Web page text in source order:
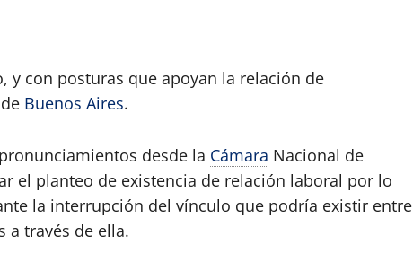
y con posturas que apoyan la relación de
Buenos Aires.
desde la Cámara Nacional de
el planteo de existencia de relación laboral por lo
la interrupción del vínculo que podría existir entre
a través de ella.